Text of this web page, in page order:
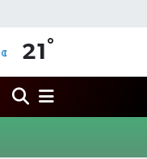
21 °